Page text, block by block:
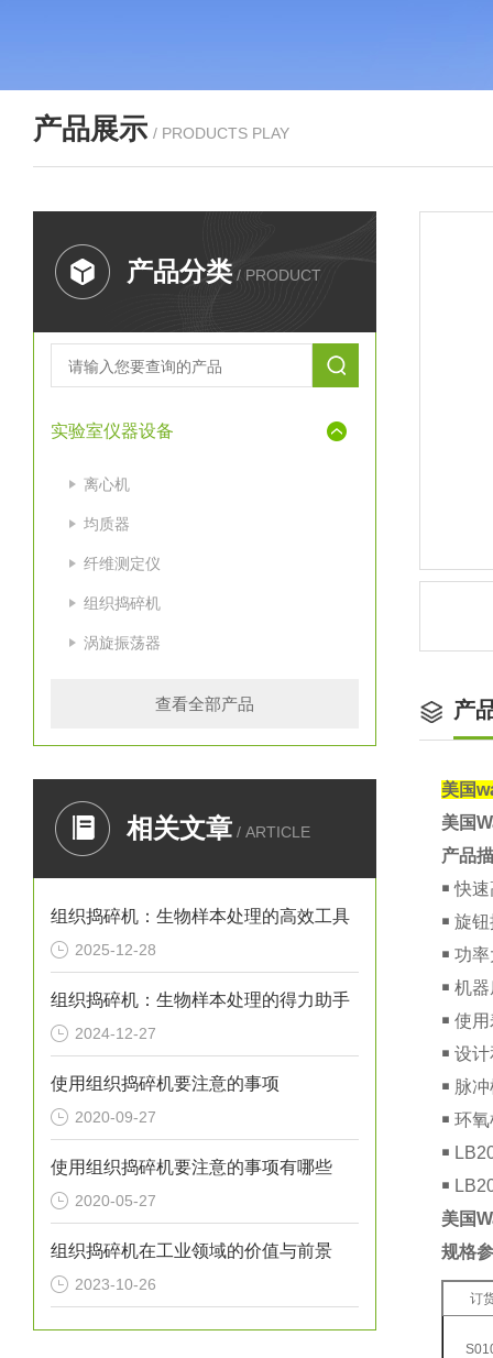
产品展示 / PRODUCTS PLAY
产品分类 / PRODUCT
实验室仪器设备
离心机
均质器
纤维测定仪
组织捣碎机
涡旋振荡器
查看全部产品
相关文章 / ARTICLE
组织捣碎机：生物样本处理的高效工具
2025-12-28
组织捣碎机：生物样本处理的得力助手
2024-12-27
使用组织捣碎机要注意的事项
2020-09-27
使用组织捣碎机要注意的事项有哪些
2020-05-27
组织捣碎机在工业领域的价值与前景
2023-10-26
产
美国
美国
产品
￭ 快
￭ 旋
￭ 功
￭ 机
￭ 使
￭ 设
￭ 脉
￭ 环
￭
￭
美国
规格
订